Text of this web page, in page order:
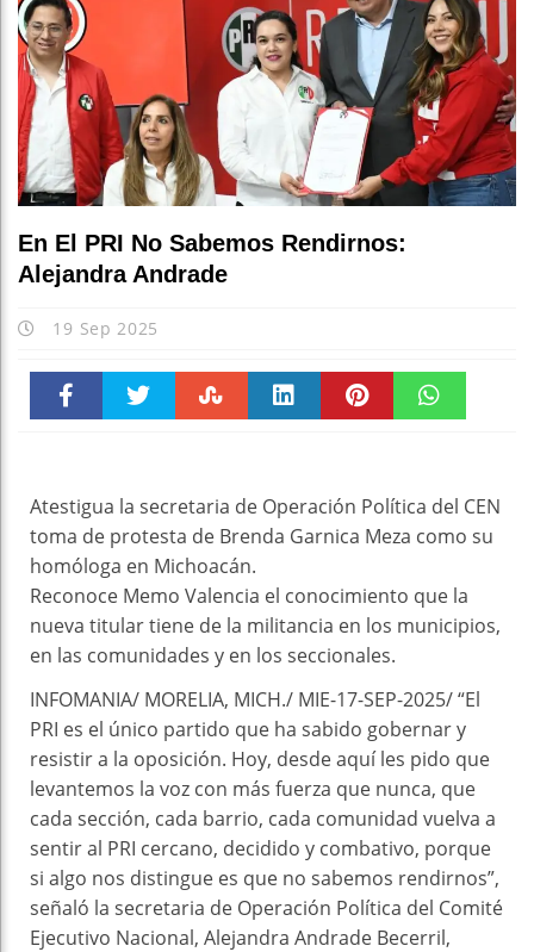
En El PRI No Sabemos Rendirnos:
Alejandra Andrade
19 Sep 2025
Atestigua la secretaria de Operación Política del CEN
toma de protesta de Brenda Garnica Meza como su
homóloga en Michoacán.
Reconoce Memo Valencia el conocimiento que la
nueva titular tiene de la militancia en los municipios,
en las comunidades y en los seccionales.
INFOMANIA/ MORELIA, MICH./ MIE-17-SEP-2025/ “El
PRI es el único partido que ha sabido gobernar y
resistir a la oposición. Hoy, desde aquí les pido que
levantemos la voz con más fuerza que nunca, que
cada sección, cada barrio, cada comunidad vuelva a
sentir al PRI cercano, decidido y combativo, porque
si algo nos distingue es que no sabemos rendirnos”,
señaló la secretaria de Operación Política del Comité
Ejecutivo Nacional, Alejandra Andrade Becerril,